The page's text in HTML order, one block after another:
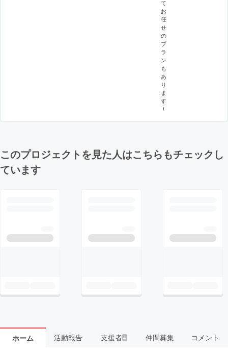
て
お
任
せ
の
プ
ラ
ン
も
あ
り
ま
す
！
このプロジェクトを見た人はこちらもチェックし
ています
ホーム 活動報告 支援者4 仲間募集 コメント